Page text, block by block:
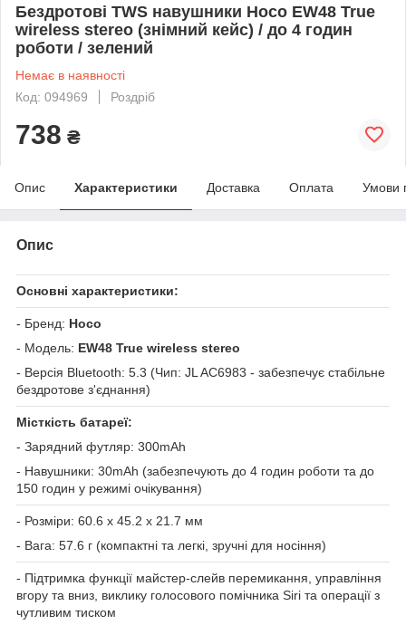
Бездротові TWS навушники Hoco EW48 True
wireless stereo (знімний кейс) / до 4 годин
роботи / зелений
Немає в наявності
Код: 094969
Роздріб
738 ₴
Опис Характеристики Доставка Оплата Умови
Опис
Основні характеристики:
- Бренд: Hoco
- Модель: EW48 True wireless stereo
- Версія Bluetooth: 5.3 (Чип: JL AC6983 - забезпечує стабільне
бездротове з'єднання)
Місткість батареї:
- Зарядний футляр: 300mAh
- Навушники: 30mAh (забезпечують до 4 годин роботи та до
150 годин у режимі очікування)
- Розміри: 60.6 x 45.2 x 21.7 мм
- Вага: 57.6 г (компактні та легкі, зручні для носіння)
- Підтримка функції майстер-слейв перемикання, управління
вгору та вниз, виклику голосового помічника Siri та операції з
чутливим тиском